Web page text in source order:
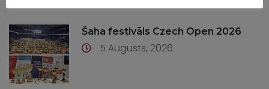
Šaha festivāls Czech Open 2026
5 Augusts, 2026